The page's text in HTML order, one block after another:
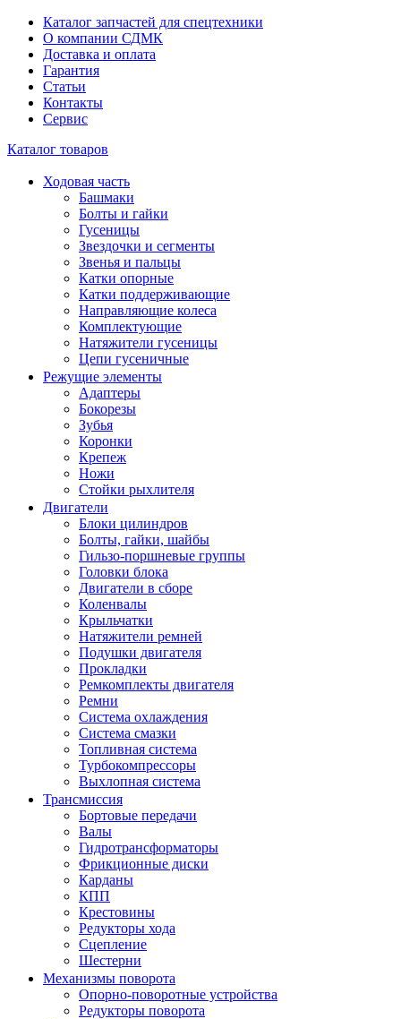
Каталог запчастей для спецтехники
О компании СДМК
Доставка и оплата
Гарантия
Статьи
Контакты
Сервис
Каталог товаров
Ходовая часть
Башмаки
Болты и гайки
Гусеницы
Звездочки и сегменты
Звенья и пальцы
Катки опорные
Катки поддерживающие
Направляющие колеса
Комплектующие
Натяжители гусеницы
Цепи гусеничные
Режущие элементы
Адаптеры
Бокорезы
Зубья
Коронки
Крепеж
Ножи
Стойки рыхлителя
Двигатели
Блоки цилиндров
Болты, гайки, шайбы
Гильзо-поршневые группы
Головки блока
Двигатели в сборе
Коленвалы
Крыльчатки
Натяжители ремней
Подушки двигателя
Прокладки
Ремкомплекты двигателя
Ремни
Система охлаждения
Система смазки
Топливная система
Турбокомпрессоры
Выхлопная система
Трансмиссия
Бортовые передачи
Валы
Гидротрансформаторы
Фрикционные диски
Карданы
КПП
Крестовины
Редукторы хода
Сцепление
Шестерни
Механизмы поворота
Опорно-поворотные устройства
Редукторы поворота